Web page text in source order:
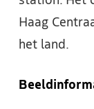
Haag
het land.